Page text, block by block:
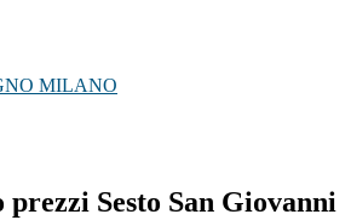
MILANO
prezzi Sesto San Giovanni